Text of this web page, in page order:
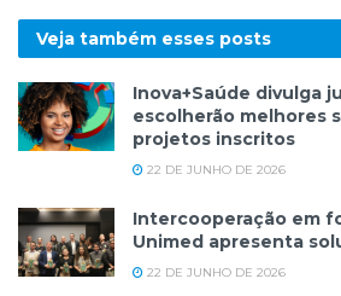
Veja também esses posts
Inova+Saúde divulga
escolherão melhores
projetos inscritos
22 DE JUNHO DE 2026
Intercooperação em
Unimed apresenta
22 DE JUNHO DE 2026